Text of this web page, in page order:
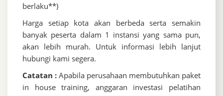
berlaku**)
Harga setiap kota akan berbeda serta semakin
banyak peserta dalam 1 instansi yang sama pun,
akan lebih murah. Untuk informasi lebih lanjut
hubungi kami segera.
Catatan : Apabila perusahaan membutuhkan paket
in house training, anggaran investasi pelatihan